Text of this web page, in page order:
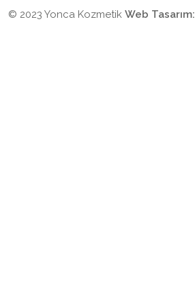
© 2023 Yonca Kozmetik Web Tasarım: